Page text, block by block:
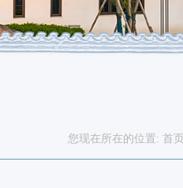
您现在所在的位置: 首页